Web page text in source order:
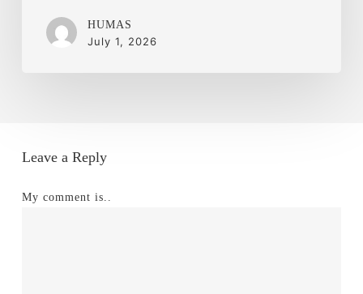
HUMAS
July 1, 2026
Leave a Reply
My comment is..